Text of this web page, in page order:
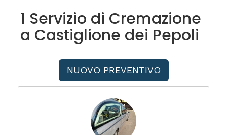
1 Servizio di Cremazione
a Castiglione dei Pepoli
NUOVO PREVENTIVO